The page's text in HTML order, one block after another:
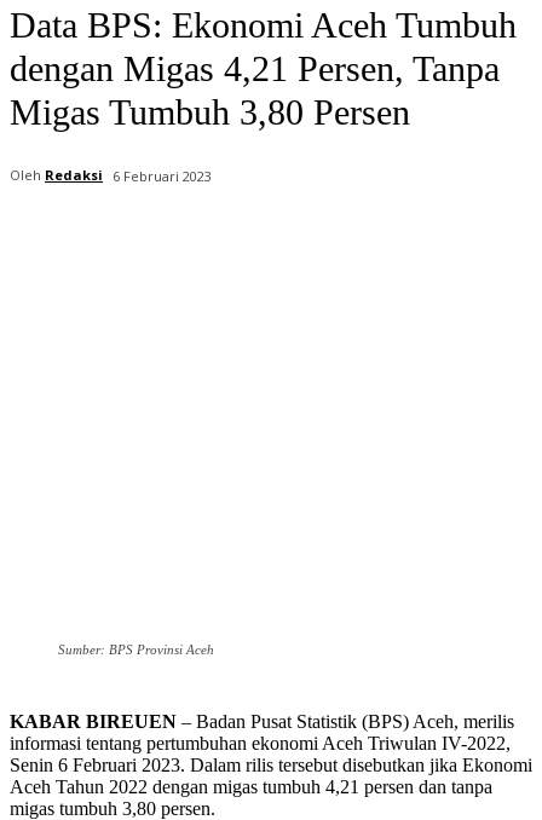
Data BPS: Ekonomi Aceh Tumbuh
dengan Migas 4,21 Persen, Tanpa
Migas Tumbuh 3,80 Persen
Oleh Redaksi 6 Februari 2023
Sumber: BPS Provinsi Aceh
KABAR BIREUEN – Badan Pusat Statistik (BPS) Aceh, merilis
informasi tentang pertumbuhan ekonomi Aceh Triwulan IV-2022,
Senin 6 Februari 2023. Dalam rilis tersebut disebutkan jika Ekonomi
Aceh Tahun 2022 dengan migas tumbuh 4,21 persen dan tanpa
migas tumbuh 3,80 persen.